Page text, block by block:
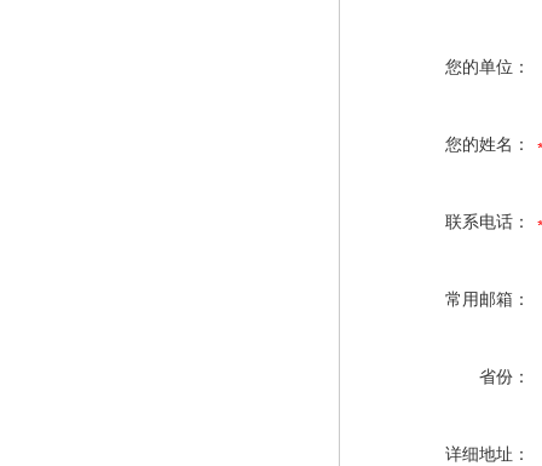
您的单位：
您的姓名：
联系电话：
常用邮箱：
省份：
详细地址：